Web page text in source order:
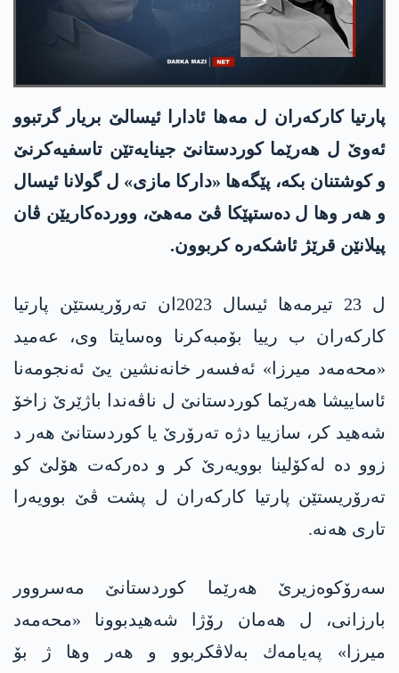
پارتیا كاركه‌ران ل مه‌ها ئادارا ئیسالێ بریار گرتبوو
ئه‌وێ ل هه‌رێما كوردستانێ جینایه‌تێن تاسفیه‌كرنێ
و كوشتنان بكه‌، پێگه‌ها «داركا مازی» ل گولانا ئیسال
و هه‌ر وها ل ده‌ستپێكا ڤێ مه‌هێ، وورده‌كاریێن ڤان
پیلانێن قرێژ ئاشكه‌ره‌ كربوون.
ل 23 تیرمه‌ها ئیسال 2023ان ته‌رۆریستێن پارتیا
كاركه‌ران ب رییا بۆمبه‌كرنا وه‌سایتا وی، عه‌مید
«محه‌مه‌د میرزا» ئه‌فسه‌ر خانه‌نشین یێ ئه‌نجومه‌نا
ئاساییشا هه‌رێما كوردستانێ ل ناڤه‌ندا باژێرێ زاخۆ
شه‌هید كر، سازییا دژه‌ ته‌رۆرێ یا كوردستانێ هه‌ر د
زوو ده‌ له‌كۆلینا بوویه‌رێ كر و ده‌ركه‌ت هۆلێ كو
ته‌رۆریستێن پارتیا كاركه‌ران ل پشت ڤێ بوویه‌را
تاری هه‌نه‌.
سەرۆکوەزیرێ هەرێما کوردستانێ مەسروور
بارزانی، ل هه‌مان رۆژا شه‌هیدبوونا «محەمەد
میرزا» په‌یامه‌ك به‌لاڤكربوو و هه‌ر وها ژ بۆ